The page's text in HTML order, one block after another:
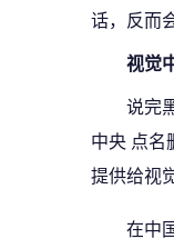
话，反而
视觉
说完
中央 点名
提供给视
在中